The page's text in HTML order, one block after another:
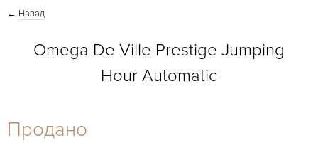
27-44
← Назад
Omega De Ville Prestige Jumping
Hour Automatic
Продано